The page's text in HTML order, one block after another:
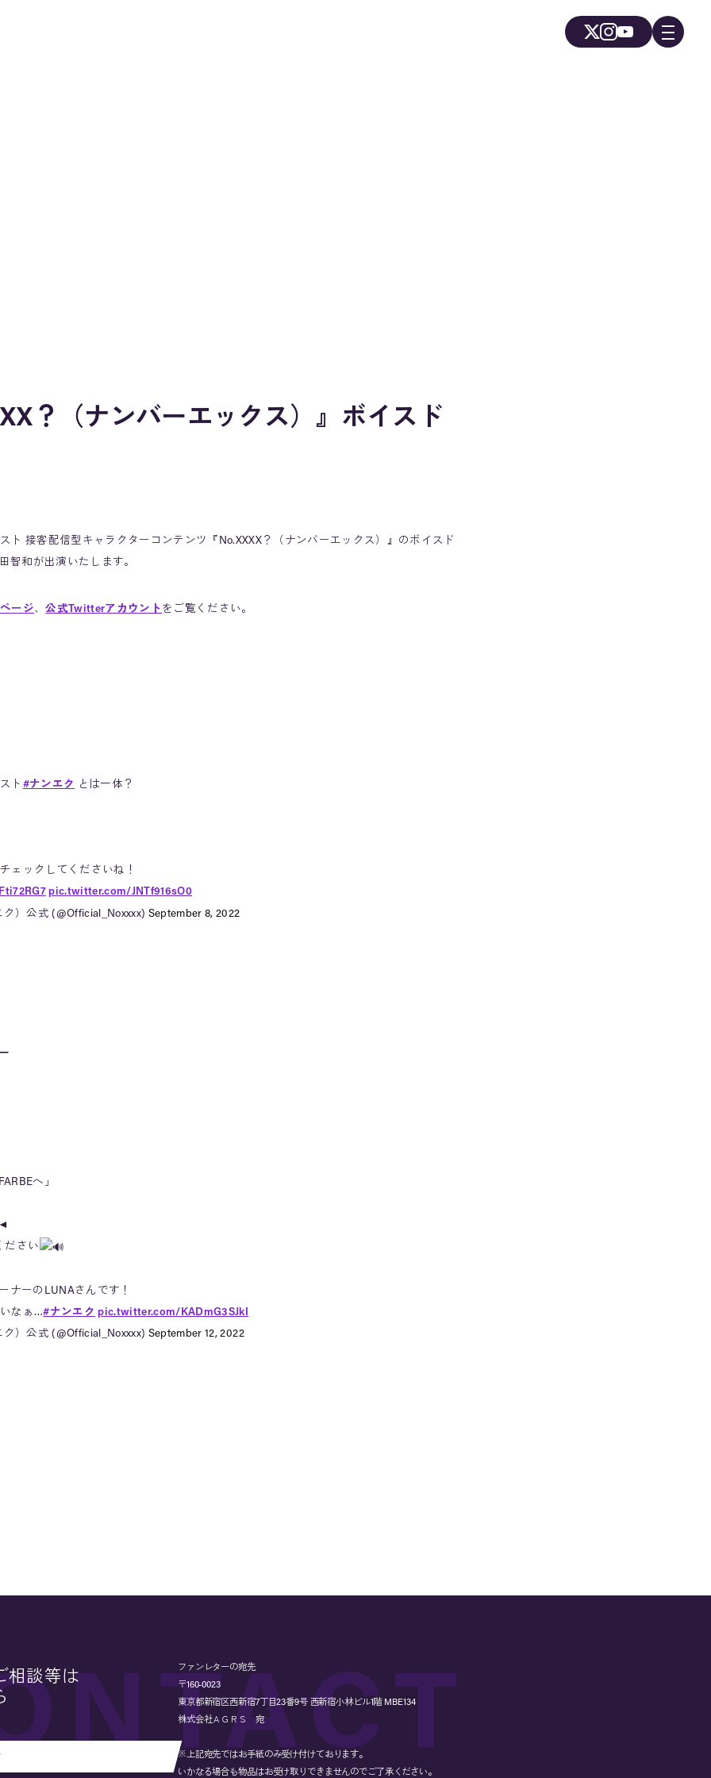
？（ナンバーエックス）』ボイスド
ト 接客配信型キャラクターコンテンツ『No.XXXX？（ナンバーエックス）』のボイスド
智和が出演いたします。
ージ、公式Twitterアカウント をご覧ください。
ト #ナンエク とは一体？
ェックしてくださいね！
pic.twitter.com/JNTf916sO0
）公式 (@Official_Noxxxx) September 8, 2022
へ」
ださい
ナーのLUNAさんです！
なぁ…#ナンエク pic.twitter.com/KADmG3SJkI
）公式 (@Official_Noxxxx) September 12, 2022
相談等は
ファンレターの宛先
〒160-0023
東京都新宿区西新宿7丁目23番9号 西新宿小林ビル1階 MBE134
株式会社ＡＧＲＳ 宛
※上記宛先ではお手紙のみ受け付けております。
いかなる場合も物品はお受け取りできませんのでご了承ください。